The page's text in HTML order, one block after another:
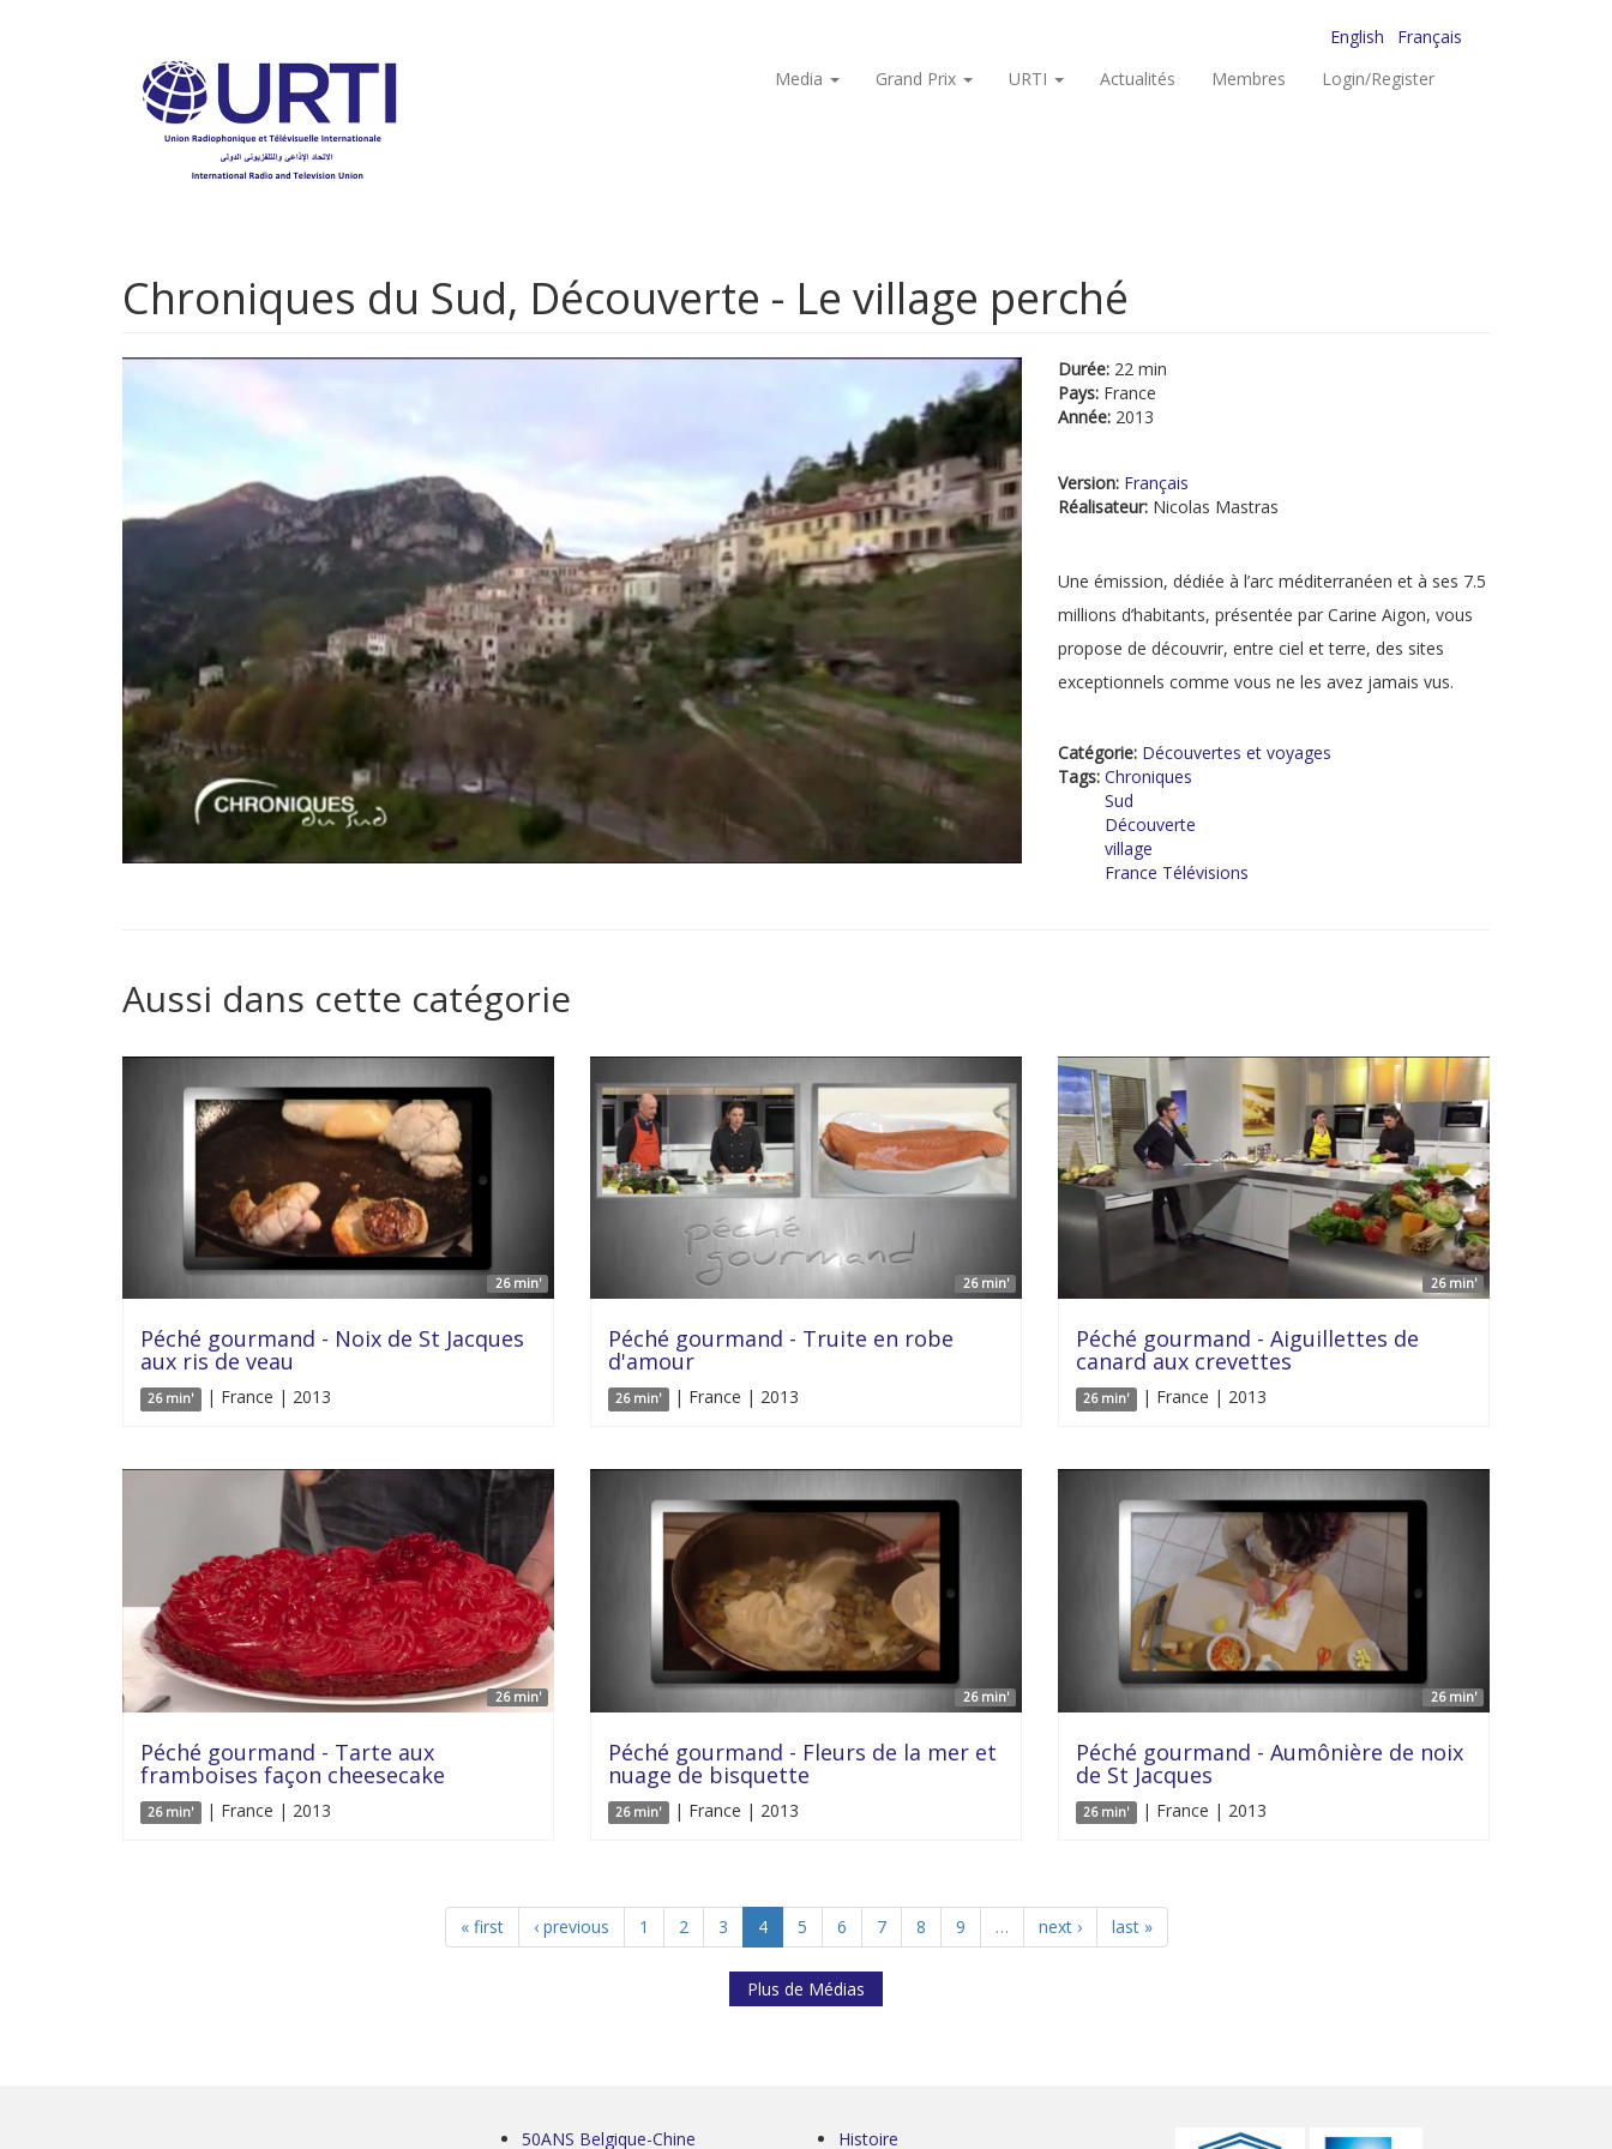
English
Français
Media
Grand Prix URTI Actualités Membres Login/Register
Chroniques du Sud, Découverte - Le village perché
Durée: 22 min
Pays: France
Année: 2013
Version: Français
Réalisateur: Nicolas Mastras
Une émission, dédiée à l’arc méditerranéen et à ses 7.5
millions d’habitants, présentée par Carine Aigon, vous
propose de découvrir, entre ciel et terre, des sites
exceptionnels comme vous ne les avez jamais vus.
Catégorie: Découvertes et voyages
Tags: Chroniques
Sud
Découverte
village
France Télévisions
Aussi dans cette catégorie
26 min'
Péché gourmand - Noix de St Jacques
aux ris de veau
26 min' | France | 2013
26 min'
Péché gourmand - Truite en robe
d'amour
26 min' | France | 2013
26 min'
Péché gourmand - Aiguillettes de
canard aux crevettes
26 min' | France | 2013
26 min'
Péché gourmand - Tarte aux
framboises façon cheesecake
26 min' | France | 2013
26 min'
Péché gourmand - Fleurs de la mer et
nuage de bisquette
26 min' | France | 2013
26 min'
Péché gourmand - Aumônière de noix
de St Jacques
26 min' | France | 2013
« first ‹ previous 1 2 3 4 5 6 7 8 9 … next › last »
Plus de Médias
50ANS Belgique-Chine Histoire